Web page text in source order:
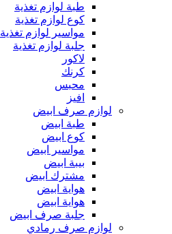
طبة لوازم تغذية
كوع لوازم تغذية
مواسير لوازم تغذية
جلبة لوازم تغذية
لاكور
كرنك
محبس
افيز
لوازم صرف ابيض
طبة ابيض
كوع ابيض
مواسير ابيض
بيبة ابيض
مشترك ابيض
هواية ابيض
هواية ابيض
جلبة صرف ابيض
لوازم صرف رمادي